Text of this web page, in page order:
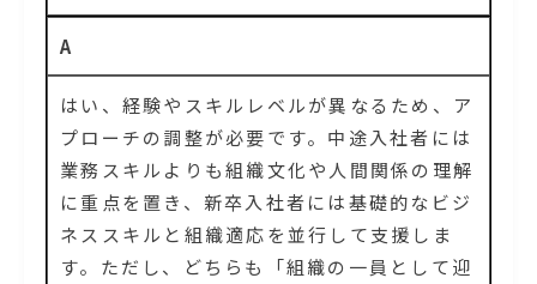
A
はい、経験やスキルレベルが異なるため、ア
プローチの調整が必要です。中途入社者には
業務スキルよりも組織文化や人間関係の理解
に重点を置き、新卒入社者には基礎的なビジ
ネススキルと組織適応を並行して支援しま
す。ただし、どちらも「組織の一員として迎